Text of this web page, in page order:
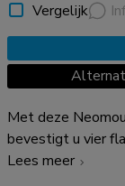
Vergelijk
Met deze
bevestigt u vier
bureauklem. Door gebruik te maken van een monitorarm
Lees meer